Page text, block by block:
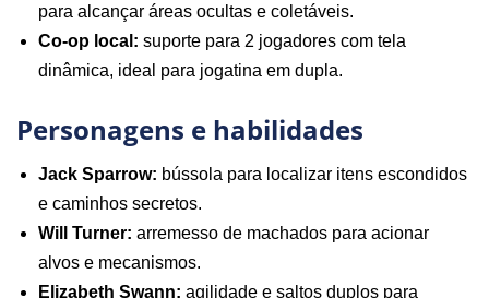
para alcançar áreas ocultas e coletáveis.
Co‑op local: suporte para 2 jogadores com tela
dinâmica, ideal para jogatina em dupla.
Personagens e habilidades
Jack Sparrow: bússola para localizar itens escondidos
e caminhos secretos.
Will Turner: arremesso de machados para acionar
alvos e mecanismos.
Elizabeth Swann: agilidade e saltos duplos para